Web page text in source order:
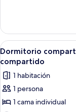
cuádruple
Abrir
todas
las
fotos
de
Dormitorio
1
Dormitorio
compartido
1 habitación
1 persona
1 cama individual